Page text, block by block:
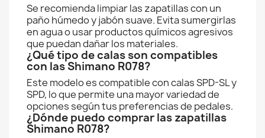
Se recomienda limpiar las zapatillas con un
paño húmedo y jabón suave. Evita sumergirlas
en agua o usar productos químicos agresivos
que puedan dañar los materiales.
¿Qué tipo de calas son compatibles
con las Shimano R078?
Este modelo es compatible con calas SPD-SL y
SPD, lo que permite una mayor variedad de
opciones según tus preferencias de pedales.
¿Dónde puedo comprar las zapatillas
Shimano R078?